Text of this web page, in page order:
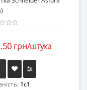
грн/штука
1c1